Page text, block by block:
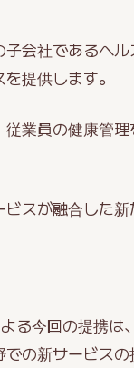
子会社であるヘ
提供します。
従業員の健康管
スが融合した新
る今回の提携
の新サービス